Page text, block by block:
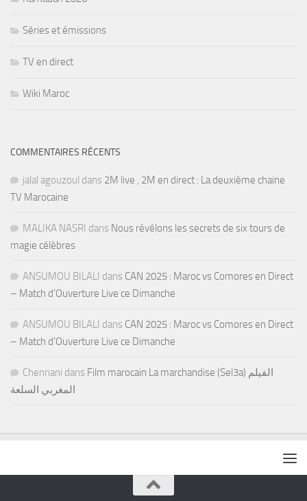
Séries et émissions
TV en direct
Wiki Maroc
COMMENTAIRES RÉCENTS
jalal agouzoul dans 2M live , 2M en direct : La deuxième chaine
TV Marocaine
MALIKA NASRI dans Nous révélons les secrets de six tours de
magie célèbres
ANSUMOU BILALI dans CAN 2025 : Maroc vs Comores en Direct
– Match d’Ouverture Live ce Dimanche
ANSUMOU BILALI dans CAN 2025 : Maroc vs Comores en Direct
– Match d’Ouverture Live ce Dimanche
Chennani dans Film marocain La marchandise (Sel3a) الفيلم
المغربي السلعة